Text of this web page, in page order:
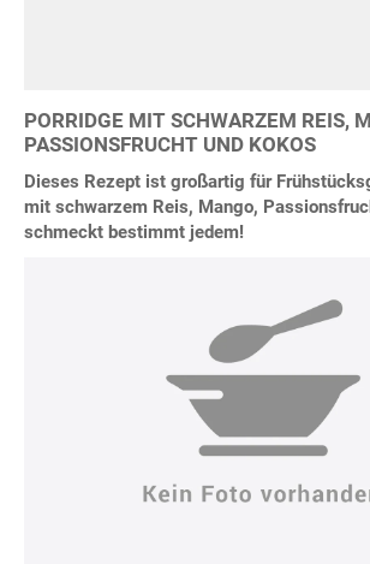
PORRIDGE MIT SCHWARZEM REIS,
PASSIONSFRUCHT UND KOKOS
Dieses Rezept ist großartig für
mit schwarzem Reis, Mango,
schmeckt bestimmt jedem!